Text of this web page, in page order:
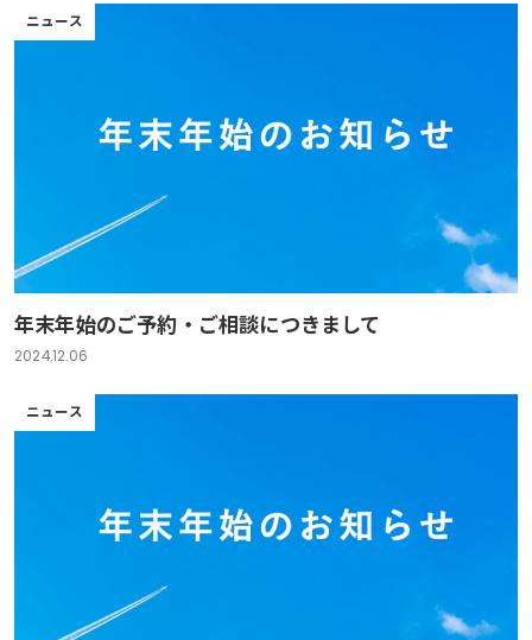
ニュース
年末年始のご予約・ご相談につきまして
2024.12.06
ニュース